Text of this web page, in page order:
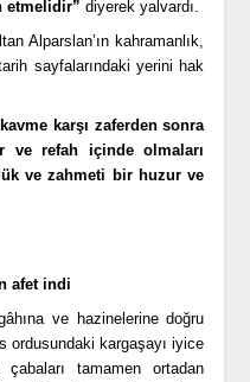
etmelidir” diyerek yalvardı.
Alparslan’ın kahramanlık,
sayfalarındaki yerini hak
karşı zaferden sonra
ve refah içinde olmaları
ve zahmeti bir huzur ve
afet indi
ve hazinelerine doğru
ordusundaki kargaşayı iyice
tamamen ortadan